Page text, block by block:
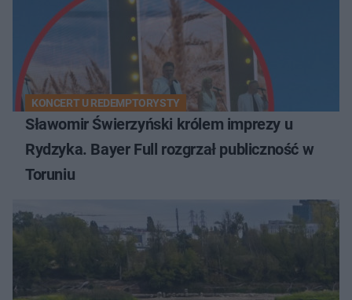
KONCERT U REDEMPTORYSTY
Sławomir Świerzyński królem imprezy u
Rydzyka. Bayer Full rozgrzał publiczność w
Toruniu